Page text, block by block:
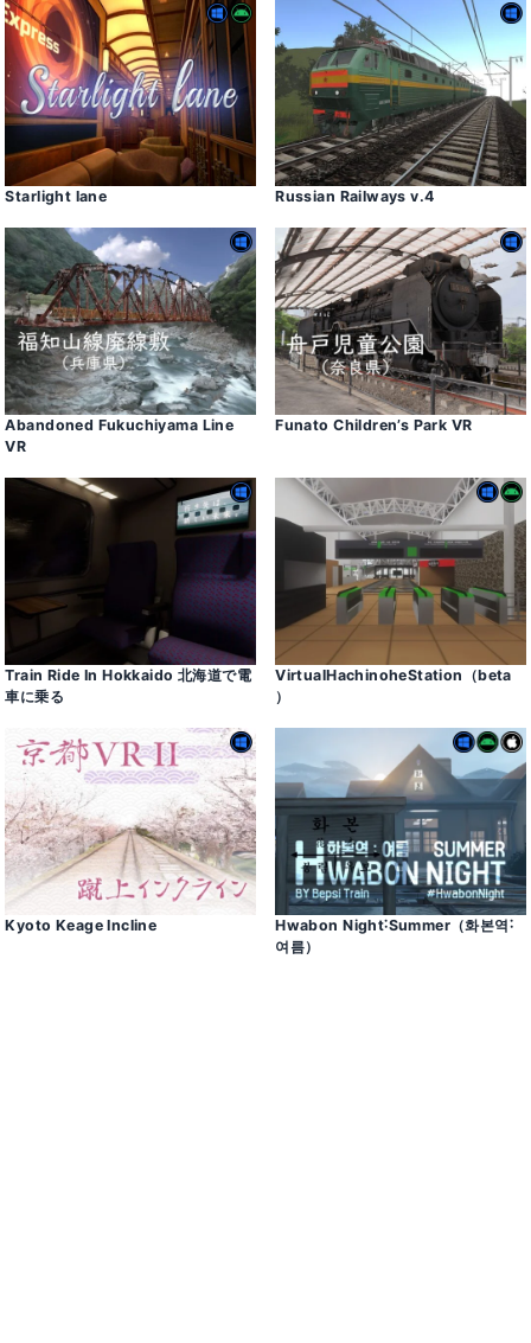
Starlight lane Russian Railways v․4
Abandoned Fukuchiyama Line
VR
Funato Children’s Park VR
Train Ride In Hokkaido 北海道で電
車に乗る
VirtualHachinoheStation（beta
）
Kyoto Keage Incline
Hwabon Night˸Summer（화본역˸
여름）